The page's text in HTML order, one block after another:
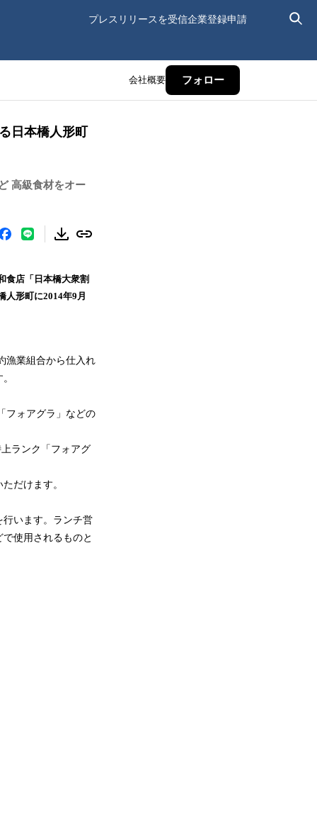
プレスリリースを受信企業登録申請
会社概要 フォロー
日本橋人形町
高級食材をオー
食店「日本橋大衆割
人形町に2014年9月
漁業組合から仕入れ
フォアグラ」などの
ランク「フォアグ
だけます。
います。ランチ営
使用されるものと